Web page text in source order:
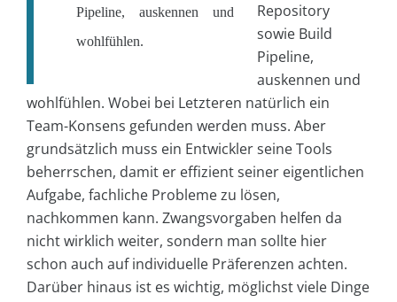
Pipeline, auskennen und
wohlfühlen.
Repository
sowie Build
Pipeline,
auskennen und
wohlfühlen. Wobei bei Letzteren natürlich ein
Team-Konsens gefunden werden muss. Aber
grundsätzlich muss ein Entwickler seine Tools
beherrschen, damit er effizient seiner eigentlichen
Aufgabe, fachliche Probleme zu lösen,
nachkommen kann. Zwangsvorgaben helfen da
nicht wirklich weiter, sondern man sollte hier
schon auch auf individuelle Präferenzen achten.
Darüber hinaus ist es wichtig, möglichst viele Dinge